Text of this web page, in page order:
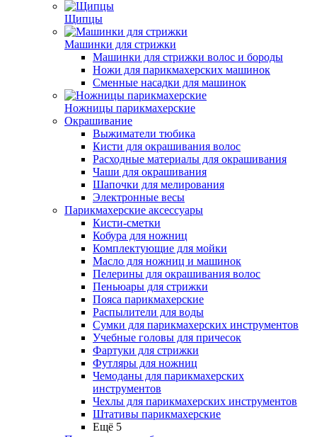
Щипцы
Машинки для стрижки
Машинки для стрижки волос и бороды
Ножи для парикмахерских машинок
Сменные насадки для машинок
Ножницы парикмахерские
Окрашивание
Выжиматели тюбика
Кисти для окрашивания волос
Расходные материалы для окрашивания
Чаши для окрашивания
Шапочки для мелирования
Электронные весы
Парикмахерские аксессуары
Кисти-сметки
Кобура для ножниц
Комплектующие для мойки
Масло для ножниц и машинок
Пелерины для окрашивания волос
Пеньюары для стрижки
Пояса парикмахерские
Распылители для воды
Сумки для парикмахерских инструментов
Учебные головы для причесок
Фартуки для стрижки
Футляры для ножниц
Чемоданы для парикмахерских
инструментов
Чехлы для парикмахерских инструментов
Штативы парикмахерские
Ещё 5